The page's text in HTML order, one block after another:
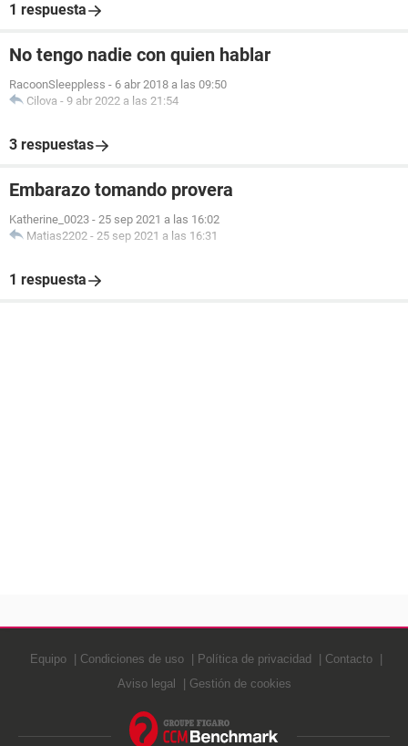
1 respuesta
No tengo nadie con quien hablar
RacoonSleeppless - 6 abr 2018 a las 09:50
Cilova - 9 abr 2022 a las 21:54
3 respuestas
Embarazo tomando provera
Katherine_0023 - 25 sep 2021 a las 16:02
Matias2202 - 25 sep 2021 a las 16:31
1 respuesta
Equipo Condiciones de uso Política de privacidad
Contacto
Aviso legal
Gestión de cookies